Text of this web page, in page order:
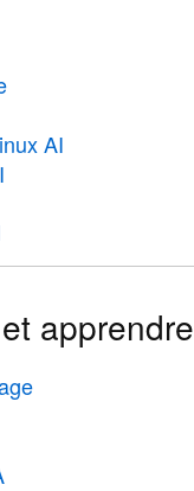
AI
apprendre